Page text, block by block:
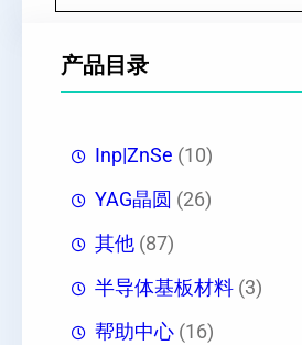
产品目录
Inp|ZnSe (10)
YAG晶圆 (26)
其他 (87)
半导体基板材料 (3)
帮助中心 (16)